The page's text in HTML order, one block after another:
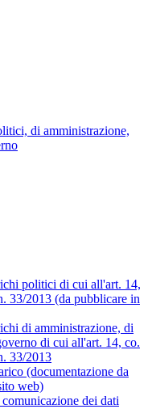
di amministrazione,
politici di cui all'art. 14,
33/2013 (da pubblicare in
di amministrazione, di
di cui all'art. 14, co.
33/2013
(documentazione da
web)
dei dati